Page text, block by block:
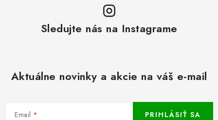
Sledujte nás na Instagrame
Aktuálne novinky a akcie na váš e-mail
Email PRIHLÁSIŤ SA